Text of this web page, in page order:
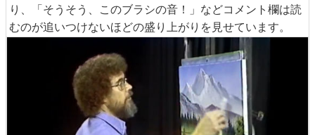
り、「そうそう、このブラシの音！」などコメント欄は読
むのが追いつけないほどの盛り上がりを見せています。